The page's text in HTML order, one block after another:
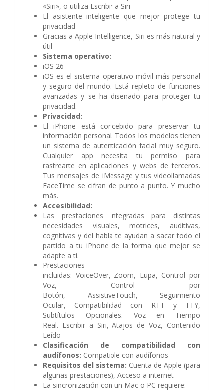
«Siri», o utiliza Escribir a Siri
El asistente inteligente que mejor protege tu
privacidad
Gracias a Apple Intelligence, Siri es más natural y
útil
Sistema operativo:
iOS 26
iOS es el sistema operativo móvil más personal
y seguro del mundo. Está repleto de funciones
avanzadas y se ha diseñado para proteger tu
privacidad.
Privacidad:
El iPhone está concebido para preservar tu
información personal. Todos los modelos tienen
un sistema de autenticación facial muy seguro.
Cualquier app necesita tu permiso para
rastrearte en aplicaciones y webs de terceros.
Tus mensajes de iMessage y tus videollamadas
FaceTime se cifran de punto a punto. Y mucho
más.
Accesibilidad:
Las prestaciones integradas para distintas
necesidades visuales, motrices, auditivas,
cognitivas y del habla te ayudan a sacar todo el
partido a tu iPhone de la forma que mejor se
adapte a ti.
Prestaciones
incluidas: VoiceOver, Zoom, Lupa, Control por
Voz, Control por
Botón, AssistiveTouch, Seguimiento
Ocular, Compati­bilidad con RTT y TTY,
Subtítulos Opcionales. Voz en Tiempo
Real. Escribir a Siri,Atajos de Voz, Contenido
Leído
Clasificación de compati­bilidad con
audífonos: Compatible con audífonos
Requisitos del sistema: Cuenta de Apple (para
algunas prestaciones), Acceso a internet
La sincronización con un Mac o PC requiere: